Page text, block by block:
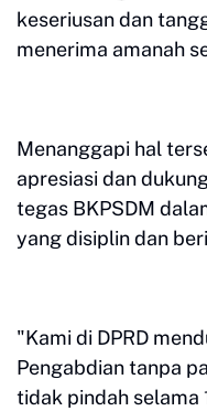
keseriusan dan
menerima amanah
Menanggapi hal
apresiasi dan
tegas BKPSDM
yang disiplin dan
"Kami di DPRD
Pengabdian tanpa
tidak pindah selama